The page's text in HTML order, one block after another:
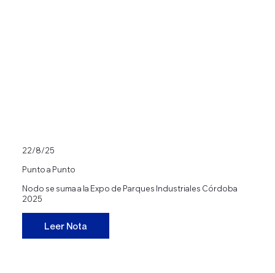
22/8/25
Punto a Punto
Nodo se suma a la Expo de Parques Industriales Córdoba
2025
Leer Nota